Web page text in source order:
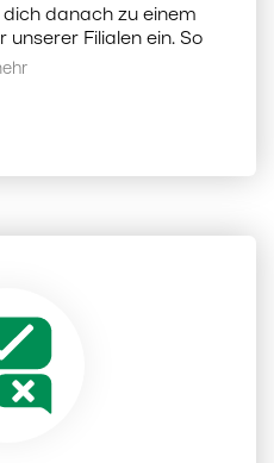
danach zu einem
Filialen ein. So
Einblick in deinen
anzeigen